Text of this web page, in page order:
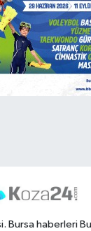
Bursa haberleri